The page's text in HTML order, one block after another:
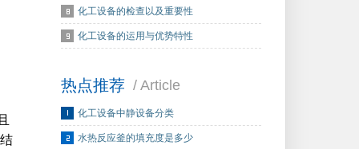
化工设备的检查以及重要性
化工设备的运用与优势特性
热点推荐 / Article
化工设备中静设备分类
水热反应釜的填充度是多少